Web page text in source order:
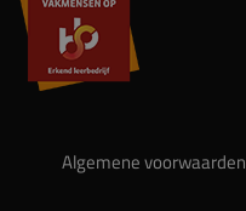
Algemene voorwaarden